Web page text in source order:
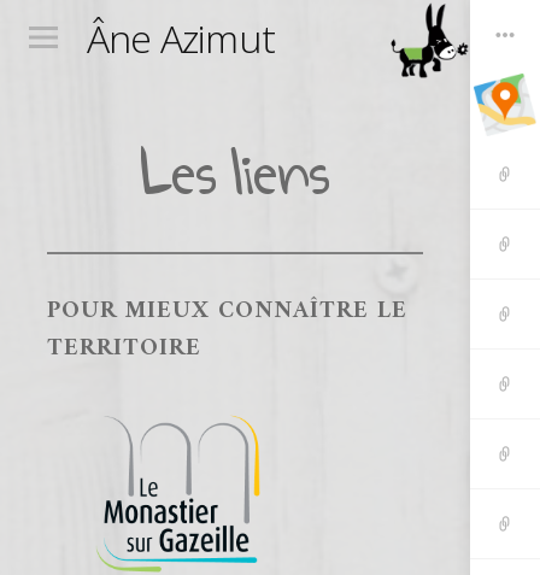
Menu Âne Azimut
Les liens
POUR MIEUX CONNAÎTRE LE
TERRITOIRE
Wigets
Toggle
randos
tarifs
nous